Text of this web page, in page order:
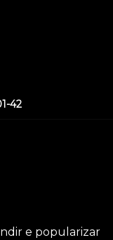
42
e popularizar